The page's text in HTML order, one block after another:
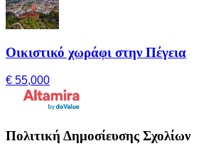
Οικιστικό χωράφι στην Πέγεια
€ 55,000
Πολιτική Δημοσίευσης Σχολίων